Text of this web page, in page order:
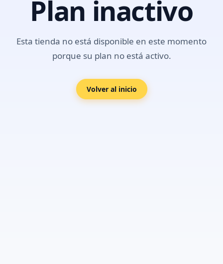
Plan inactivo
Esta tienda no está disponible en este momento
porque su plan no está activo.
Volver al inicio